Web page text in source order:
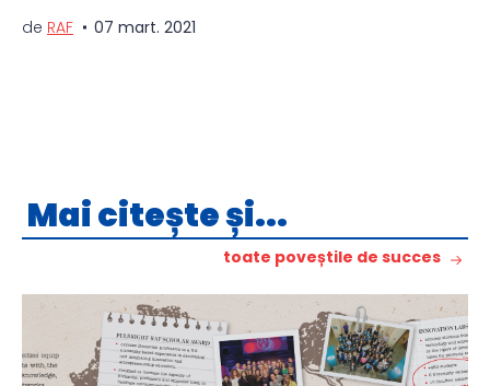
de RAF 07 mart. 2021
Mai citește și...
toate poveștile de succes